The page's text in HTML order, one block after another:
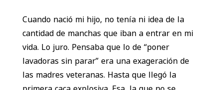
Cuando nació mi hijo, no tenía ni idea de la
cantidad de manchas que iban a entrar en mi
vida. Lo juro. Pensaba que lo de “poner
lavadoras sin parar” era una exageración de
las madres veteranas. Hasta que llegó la